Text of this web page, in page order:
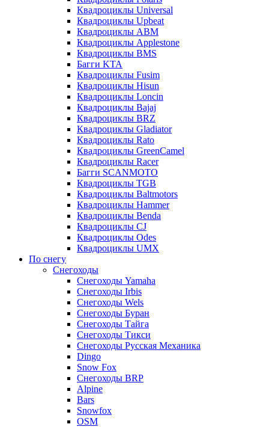
Квадроциклы Universal
Квадроциклы Upbeat
Квадроциклы ABM
Квадроциклы Applestone
Квадроциклы BMS
Багги KTA
Квадроциклы Fusim
Квадроциклы Hisun
Квадроциклы Loncin
Квадроциклы Bajaj
Квадроциклы BRZ
Квадроциклы Gladiator
Квадроциклы Rato
Квадроциклы GreenCamel
Квадроциклы Racer
Багги SCANMOTO
Квадроциклы TGB
Квадроциклы Baltmotors
Квадроциклы Hammer
Квадроциклы Benda
Квадроциклы CJ
Квадроциклы Odes
Квадроциклы UMX
По снегу
Снегоходы
Снегоходы Yamaha
Снегоходы Irbis
Снегоходы Wels
Снегоходы Буран
Снегоходы Тайга
Снегоходы Тикси
Снегоходы Русская Механика
Dingo
Snow Fox
Снегоходы BRP
Alpine
Bars
Snowfox
OSM